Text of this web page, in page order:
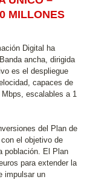
MILLONES
Digital ha
ancha, dirigida
es el despliegue
capaces de
escalables a 1
del Plan de
el objetivo de
población. El Plan
para extender la
impulsar un